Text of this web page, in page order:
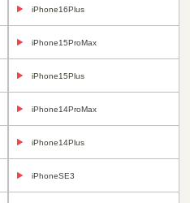
iPhone16Plus
iPhone15ProMax
iPhone15Plus
iPhone14ProMax
iPhone14Plus
iPhoneSE3